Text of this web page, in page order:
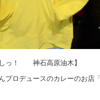
しっ！ 神石高原油木】
プロデュースのカレーのお店